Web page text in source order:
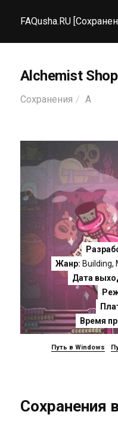
FAQusha.RU
Alchemist
Сохранения A
Жанр: Building,
Дата
Время
Путь в Windows
Сохранения